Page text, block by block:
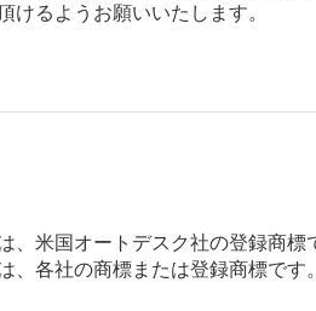
けるようお願いいたします。
米国オートデスク社の登録商標
、各社の商標または登録商標です